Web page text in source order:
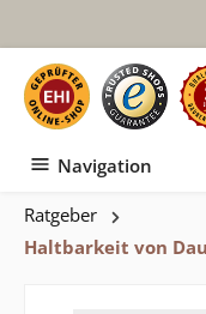
Navigation
Ratgeber
Haltbarkeit von